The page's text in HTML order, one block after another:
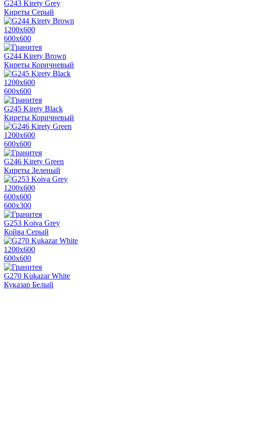
G243 Kirety Grey
Киреты Серый
1200х600
600х600
G244 Kirety Brown
Киреты Коричневый
1200х600
600х600
G245 Kirety Black
Киреты Коричневый
1200х600
600х600
G246 Kirety Green
Киреты Зеленый
1200х600
600х600
600x300
G253 Koiva Grey
Койва Серый
1200х600
600х600
G270 Kukazar White
Куказар Белый